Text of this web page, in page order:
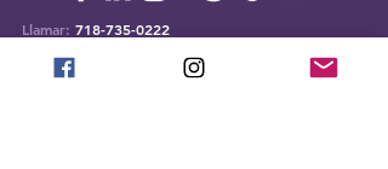
Llamar: 718-735-0222
Correo electrónico:
office@ToysHC.org